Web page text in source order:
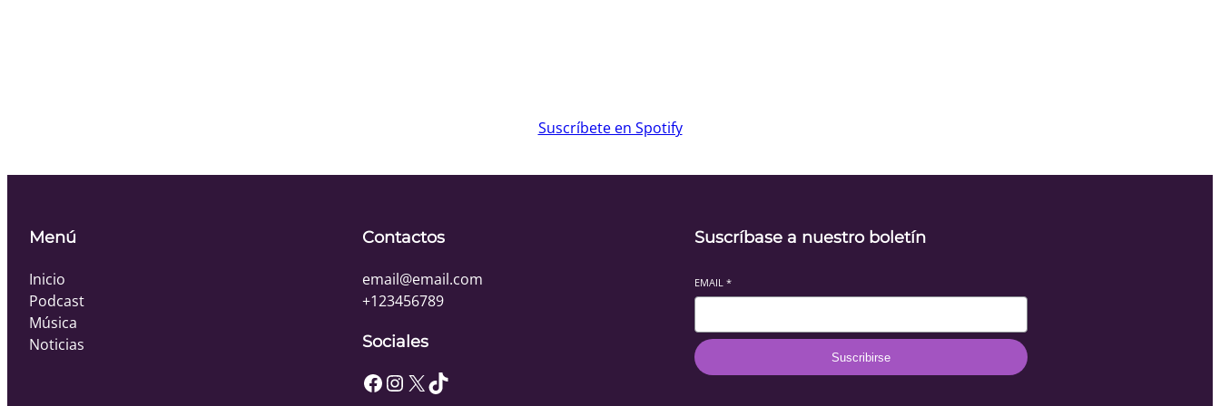
Suscríbete en Spotify
Menú
Inicio
Podcast
Música
Noticias
Contactos
email@email.com
+123456789
Sociales
Facebook InstagramX TikTok
Suscríbase a nuestro boletín
EMAIL*
Suscribirse